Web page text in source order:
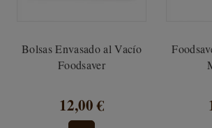
Bolsas Envasado al Vacío
Foodsaver
12,00 €